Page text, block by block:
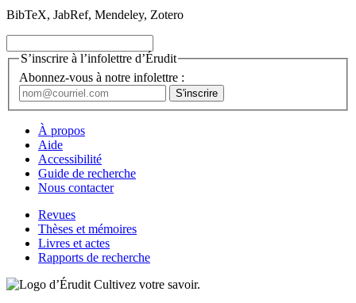
BibTeX, JabRef, Mendeley, Zotero
S’inscrire à l’infolettre d’Érudit
Abonnez-vous à notre infolettre :
À propos
Aide
Accessibilité
Guide de recherche
Nous contacter
Revues
Thèses et mémoires
Livres et actes
Rapports de recherche
Cultivez votre savoir.